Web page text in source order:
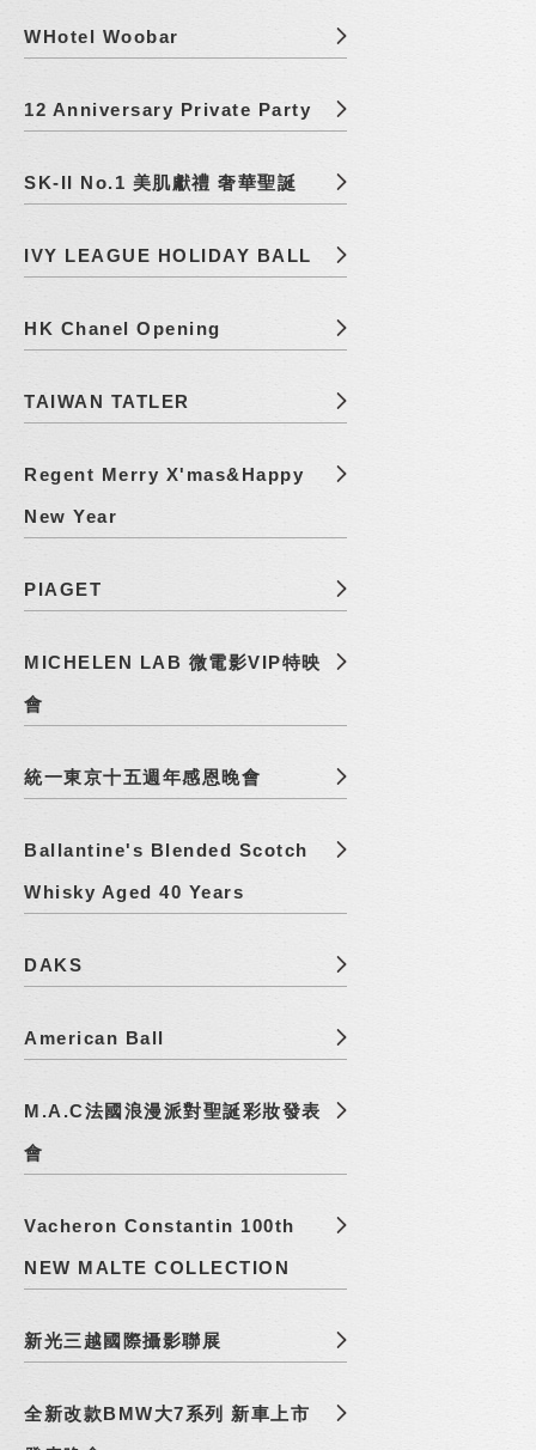
WHotel Woobar
12 Anniversary Private Party
SK-II No.1 美肌獻禮 奢華聖誕
IVY LEAGUE HOLIDAY BALL
HK Chanel Opening
TAIWAN TATLER
Regent Merry X'mas&Happy
New Year
PIAGET
MICHELEN LAB 微電影VIP特映
會
統一東京十五週年感恩晚會
Ballantine's Blended Scotch
Whisky Aged 40 Years
DAKS
American Ball
M.A.C法國浪漫派對聖誕彩妝發表
會
Vacheron Constantin 100th
NEW MALTE COLLECTION
新光三越國際攝影聯展
全新改款BMW大7系列 新車上市